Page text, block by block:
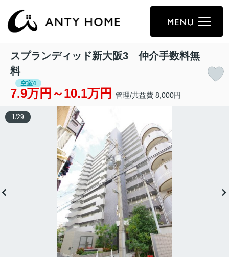
スプランディッド新大阪3 仲介手数料無
料
空室4
7.9万円～10.1万円 管理/共益費 8,000円
1 /29